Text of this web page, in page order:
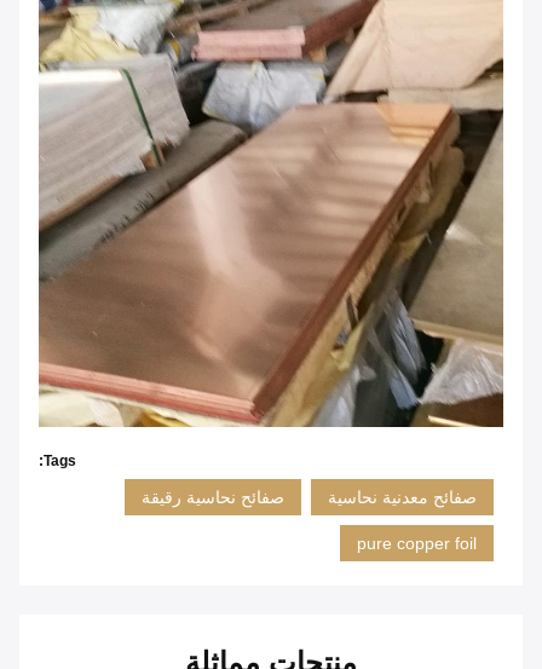
Tags:
صفائح معدنية نحاسية صفائح نحاسية رقيقة
pure copper foil
منتجات مماثلة